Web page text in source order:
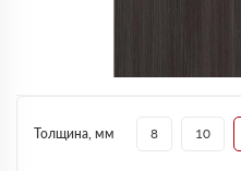
Толщина, мм 8 10